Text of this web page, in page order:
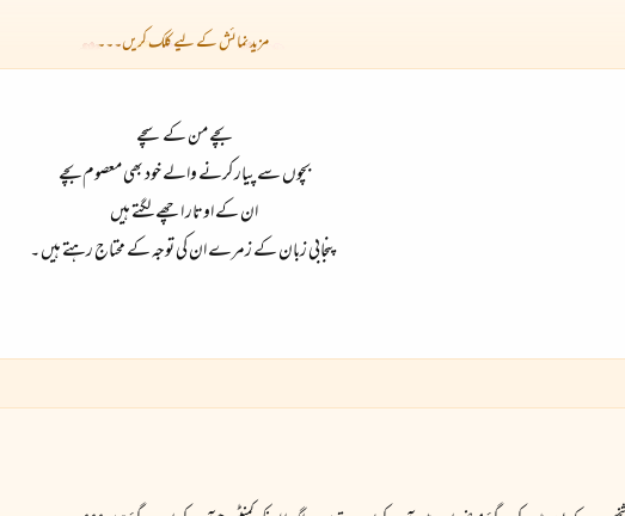
مزید نمائش کے لیے کلک کریں۔۔۔
بچے من کے سچے
بچوں سے پیار کرنے والے خود بھی معصوم بچے
ان کے اوتار اچھے لگتے ہیں
پنجابی زبان کے زمرے ان کی توجہ کے محتاج رہتے ہیں ۔